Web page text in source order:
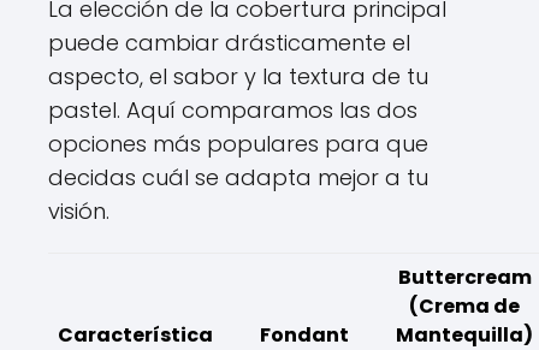
La elección de la cobertura principal
puede cambiar drásticamente el
aspecto, el sabor y la textura de tu
pastel. Aquí comparamos las dos
opciones más populares para que
decidas cuál se adapta mejor a tu
visión.
Característica Fondant
Buttercream
(Crema de
Mantequilla)